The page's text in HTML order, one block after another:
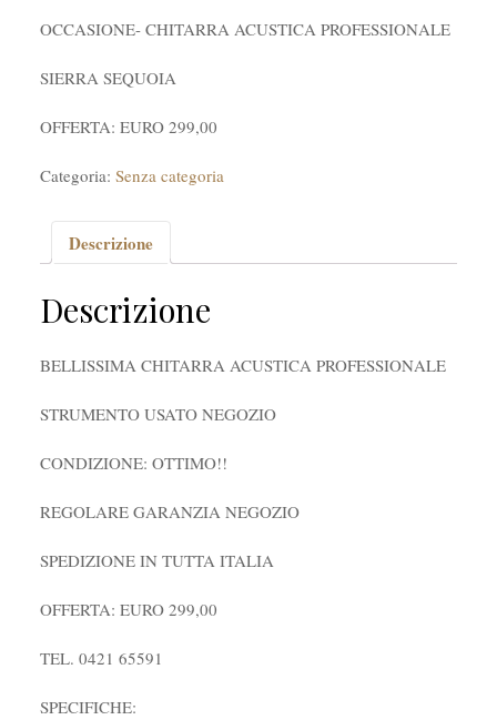
OCCASIONE- CHITARRA ACUSTICA PROFESSIONALE
SIERRA SEQUOIA
OFFERTA: EURO 299,00
Categoria: Senza categoria
Descrizione
Descrizione
BELLISSIMA CHITARRA ACUSTICA PROFESSIONALE
STRUMENTO USATO NEGOZIO
CONDIZIONE: OTTIMO!!
REGOLARE GARANZIA NEGOZIO
SPEDIZIONE IN TUTTA ITALIA
OFFERTA: EURO 299,00
TEL. 0421 65591
SPECIFICHE: